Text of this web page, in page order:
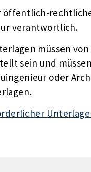
öffentlich-
verantwortlich.
müssen
sein und
oder